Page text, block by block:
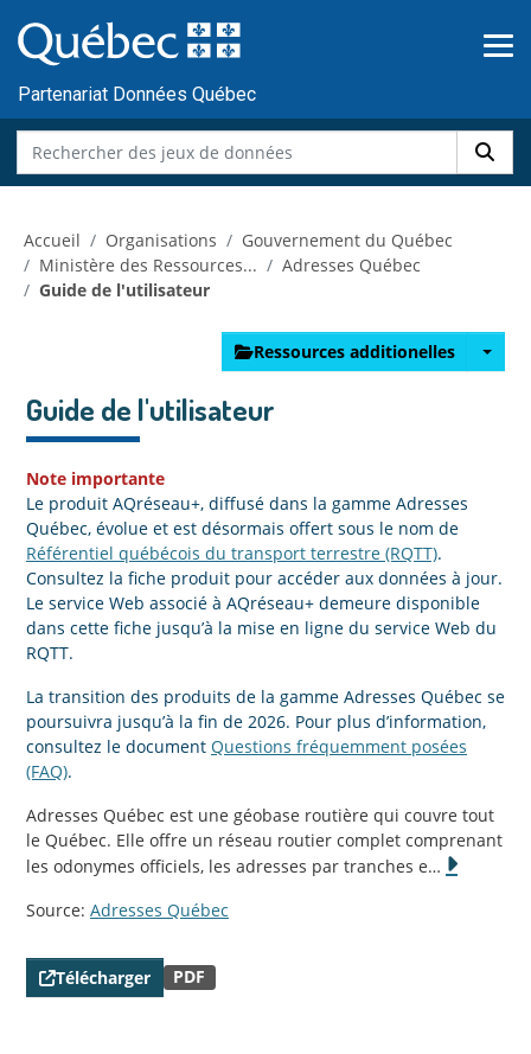
au
contenu
Partenariat Données Québec
Accueil Organisations
Gouvernement du Québec
Ministère des Ressources...
Adresses Québec
Guide de l'utilisateur
Ressources additionelles
Guide de l'utilisateur
Note importante
Le produit AQréseau+, diffusé dans la gamme Adresses
Québec, évolue et est désormais offert sous le nom de
Référentiel québécois du transport terrestre (RQTT).
Consultez la fiche produit pour accéder aux données à jour.
Le service Web associé à AQréseau+ demeure disponible
dans cette fiche jusqu’à la mise en ligne du service Web du
RQTT.
La transition des produits de la gamme Adresses Québec se
poursuivra jusqu’à la fin de 2026. Pour plus d’information,
consultez le document Questions fréquemment posées
(FAQ).
Adresses Québec est une géobase routière qui couvre tout
le Québec. Elle offre un réseau routier complet comprenant
les odonymes officiels, les adresses par tranches e…
Source: Adresses Québec
Télécharger PDF